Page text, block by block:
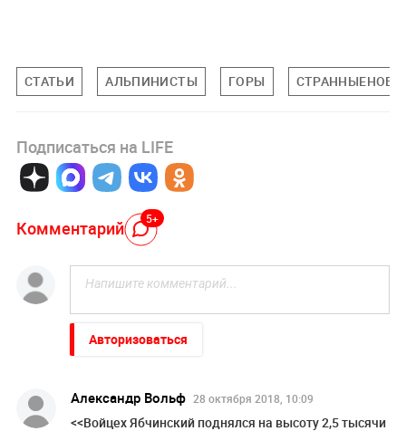
СТАТЬИ АЛЬПИНИСТЫ ГОРЫ
Подписаться на LIFE
Комментарий 5+
Авторизоваться
Александр Вольф 28 октября 2018, 10:09
<<Войцех Ябчинский поднялся на высоту 2,5 тысячи